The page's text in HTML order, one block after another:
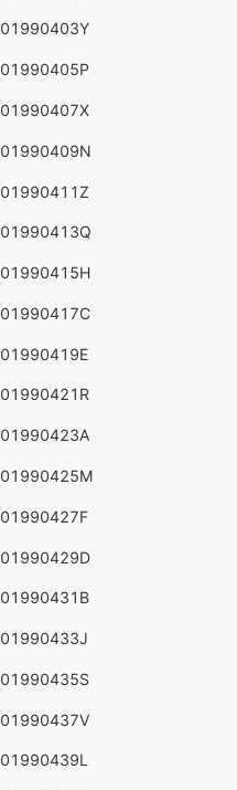
01990403Y
01990405P
01990407X
01990409N
01990411Z
01990413Q
01990415H
01990417C
01990419E
01990421R
01990423A
01990425M
01990427F
01990429D
01990431B
01990433J
01990435S
01990437V
01990439L